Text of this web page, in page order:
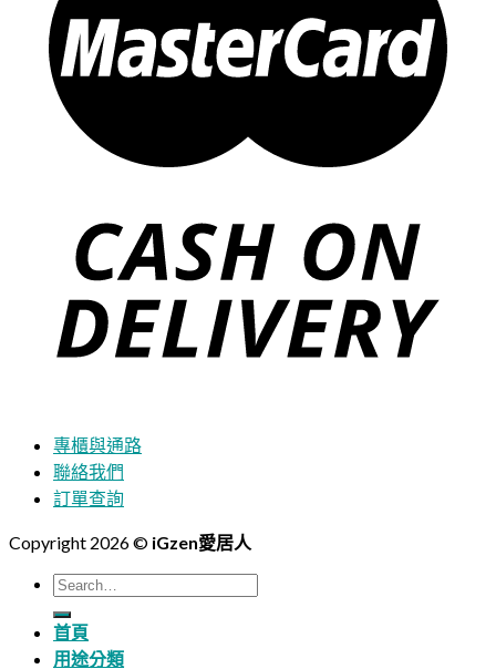
專櫃與通路
聯絡我們
訂單查詢
Copyright 2026 © iGzen愛居人
Search
for:
首頁
用途分類